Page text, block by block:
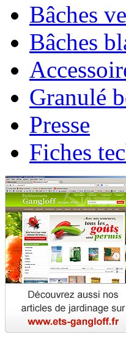
Bâches
Bâches
Granulé
Presse
Fiches